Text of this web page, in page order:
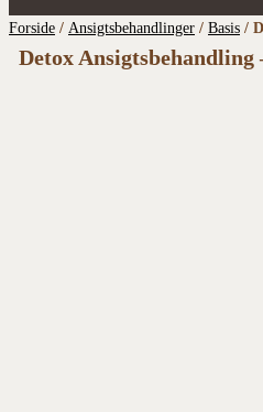
Forside / Ansigtsbehandlinger / Basis /
Detox Ansigtsbehandling